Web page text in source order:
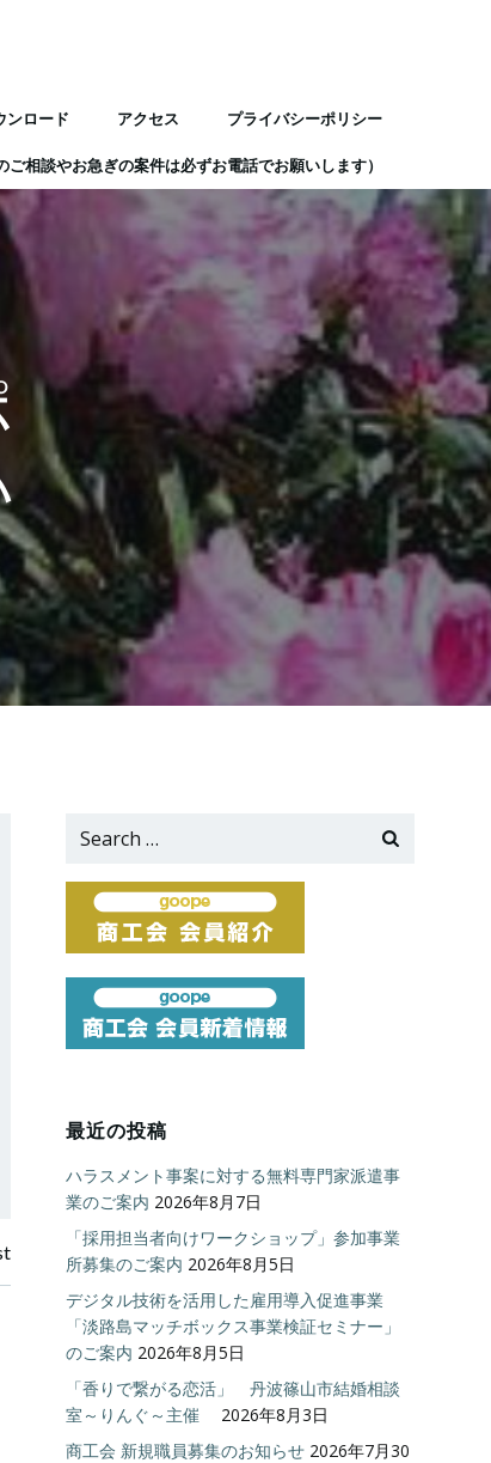
ンロード アクセス プライバシーポリシー
相談やお急ぎの案件は必ずお電話でお願いします）
Search
最近の投稿
ハラスメント事案に対する無料専門家派遣事
業のご案内 2026年8月7日
「採用担当者向けワークショップ」参加事業
所募集のご案内 2026年8月5日
デジタル技術を活用した雇用導入促進事業
「淡路島マッチボックス事業検証セミナー」
のご案内 2026年8月5日
「香りで繋がる恋活」 丹波篠山市結婚相談
室～りんぐ～主催
2026年8月3日
商工会 新規職員募集のお知らせ 2026年7月30